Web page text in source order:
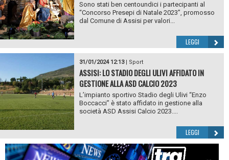
Sono stati ben centoundici i partecipanti al
“Concorso Presepi di Natale 2023”, promosso
dal Comune di Assisi per valori...
LEGGI
31/01/2024 12:13| Sport
ASSISI: LO STADIO DEGLI ULIVI AFFIDATO IN
GESTIONE ALLA ASD CALCIO 2023
L’impianto sportivo Stadio degli Ulivi “Enzo
Boccacci” è stato affidato in gestione alla
società ASD Assisi Calcio 2023....
LEGGI